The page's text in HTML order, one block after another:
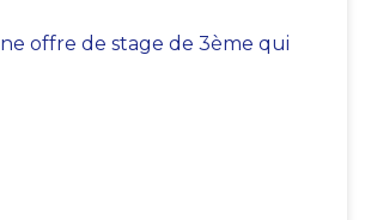
offre de stage de 3ème qui